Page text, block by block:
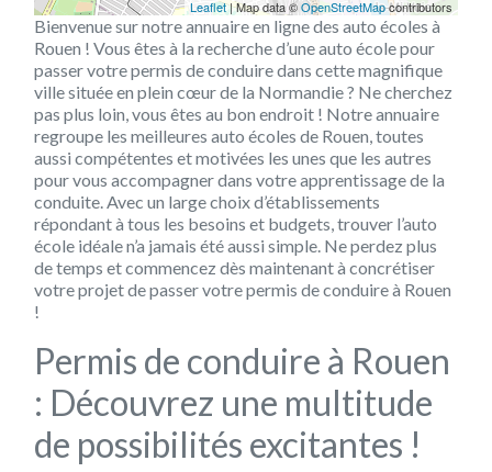
Leaflet| Map data ©OpenStreetMapcontributors
Bienvenue sur notre annuaire en ligne des auto écoles à
Rouen ! Vous êtes à la recherche d’une auto école pour
passer votre permis de conduire dans cette magnifique
ville située en plein cœur de la Normandie ? Ne cherchez
pas plus loin, vous êtes au bon endroit ! Notre annuaire
regroupe les meilleures auto écoles de Rouen, toutes
aussi compétentes et motivées les unes que les autres
pour vous accompagner dans votre apprentissage de la
conduite. Avec un large choix d’établissements
répondant à tous les besoins et budgets, trouver l’auto
école idéale n’a jamais été aussi simple. Ne perdez plus
de temps et commencez dès maintenant à concrétiser
votre projet de passer votre permis de conduire à Rouen
!
Permis de conduire à Rouen
: Découvrez une multitude
de possibilités excitantes !